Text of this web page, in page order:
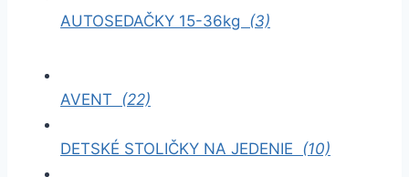
AUTOSEDAČKY 15-36kg (3)
AVENT (22)
DETSKÉ STOLIČKY NA JEDENIE (10)